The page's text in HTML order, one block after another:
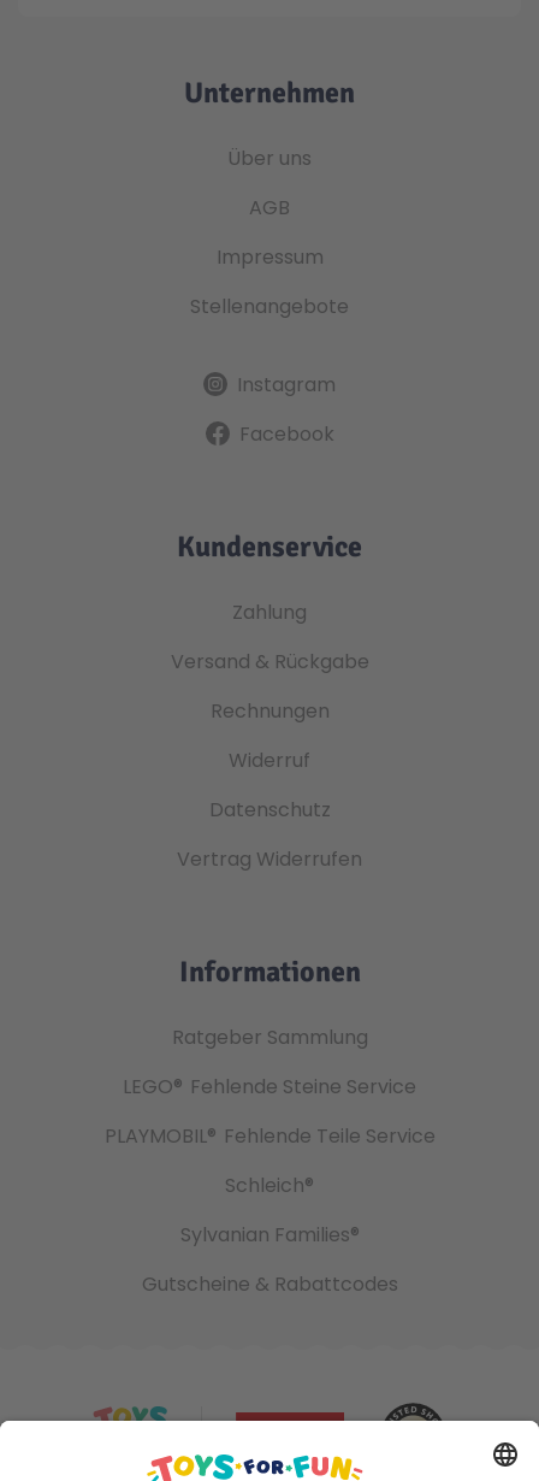
Unternehmen
Über uns
AGB
Impressum
Stellenangebote
Instagram
Facebook
Kundenservice
Zahlung
Versand & Rückgabe
Rechnungen
Widerruf
Datenschutz
Vertrag Widerrufen
Informationen
Ratgeber Sammlung
LEGO® Fehlende Steine Service
PLAYMOBIL® Fehlende Teile Service
Schleich®
Sylvanian Families®
Gutscheine & Rabattcodes